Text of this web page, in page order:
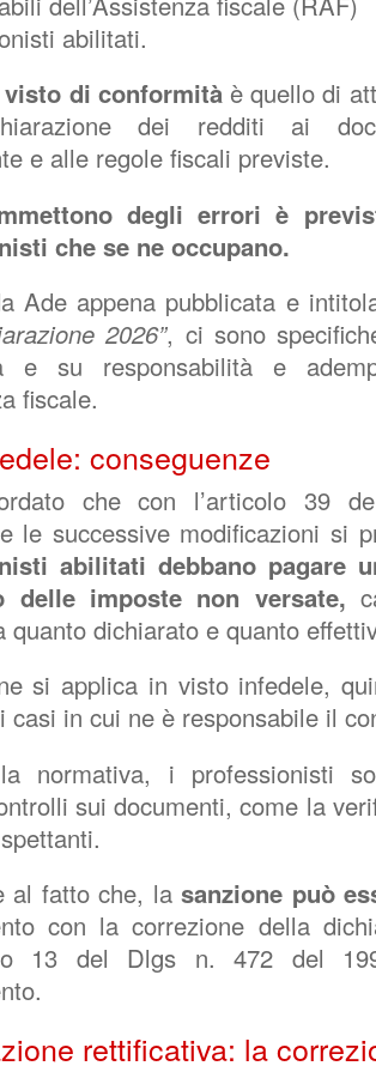
abilitati.
visto di conformitàè quello di
dei redditi ai
e alle regole fiscali previste.
degli errori è
che se ne occupano.
Ade appena pubblicata e
2026”, ci sono
e su responsabilità e
fiscale.
conseguenze
che con l’articolo 39
le successive modificazioni si
abilitati debbano pagare
delle imposte non versate,
quanto dichiarato e quanto
si applica in visto infedele,
casi in cui ne è responsabile il
normativa, i professionisti
sui documenti, come la
al fatto che, lasanzione può
con la correzione della
13 del Dlgs n. 472 del
rettificativa: la